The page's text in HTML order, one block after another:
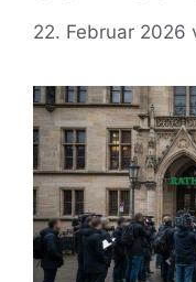
22. Februar 2026